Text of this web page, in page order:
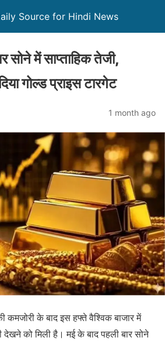
Source for Hindi News
सोने में साप्ताहिक तेजी,
गोल्ड प्राइस टारगेट
1 month ago
कमजोरी के बाद इस हफ्ते वैश्विक बाजार में
देखने को मिली है। मई के बाद पहली बार सोने